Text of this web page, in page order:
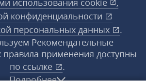
использования cookie
,
конфиденциальности
персональных данных
.
Рекомендательные
правила применения доступны
по ссылке
.